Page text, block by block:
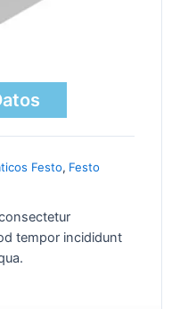
Festo, Festo
tempor incididunt